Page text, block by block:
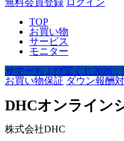
TOP
お買い物
サービス
モニター
サマーちょび宝くじ2026
お買い物保証 ダウン報酬
DHCオンライン
株式会社DHC